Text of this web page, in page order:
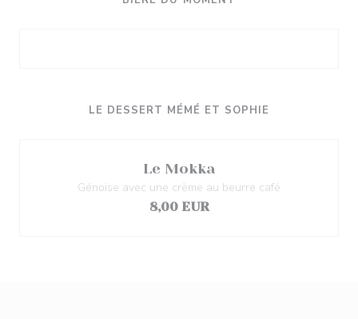
LE DESSERT MÉMÉ ET SOPHIE
Le Mokka
Génoise avec une crème au beurre café
8,00 EUR